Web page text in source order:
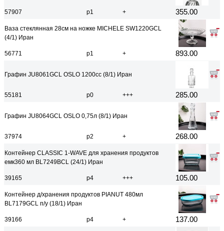
57907 р1 + 355.00
Ваза стеклянная 28см на ножке MICHELE SW1220GCL
(4/1) Иран
56771 р1 + 893.00
Графин JU8061GCL OSLO 1200сс (8/1) Иран
55181 р0 +++ 285.00
Графин JU8064GCL OSLO 0,75л (8/1) Иран
37974 р2 + 268.00
Контейнер CLASSIC 1-WAVE для хранения продуктов
емк360 мл BL7249BCL (24/1) Иран
39165 р4 +++ 105.00
Контейнер д/хранения продуктов PIANUT 480мл
BL7179GCL п/у (18/1) Иран
39166 р4 + 137.00